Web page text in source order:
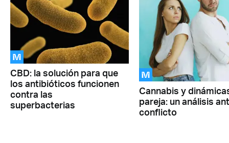
M
CBD: la solución para que
los antibióticos funcionen
contra las
superbacterias
M
Cannabis y
pareja: un análisis
conflicto